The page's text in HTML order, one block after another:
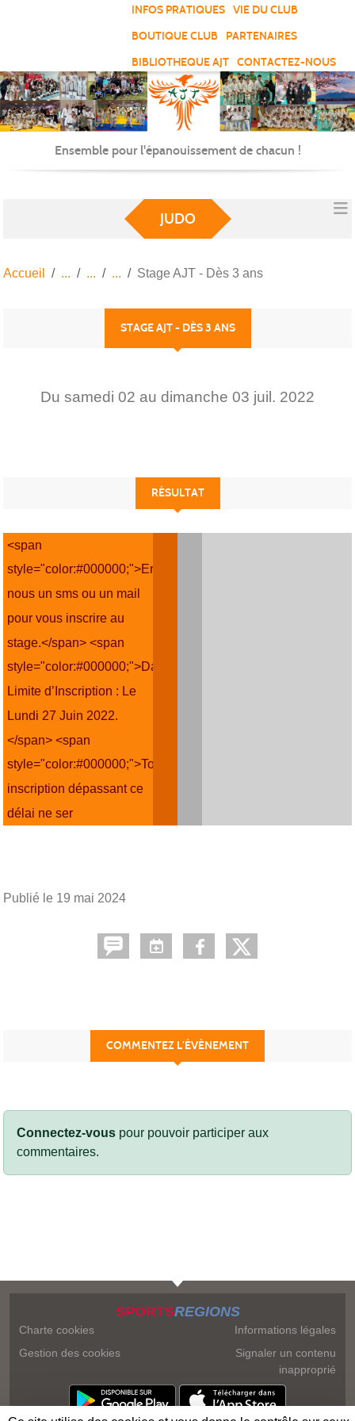
INFOS PRATIQUES
VIE DU CLUB
BOUTIQUE CLUB
PARTENAIRES
BIBLIOTHEQUE AJT
CONTACTEZ-NOUS
Ensemble pour l'épanouissement de chacun !
JUDO
Accueil Stage AJT - Dès 3 ans
STAGE AJT - DÈS 3 ANS
Du samedi 02 au dimanche 03 juil. 2022
RÉSULTAT
<span
style="color:#000000;">Envoyez
nous un sms ou un mail
pour vous inscrire au
stage.</span> <span
style="color:#000000;">Date
Limite d’Inscription : Le
Lundi 27 Juin 2022.
</span> <span
style="color:#000000;">Toute
inscription dépassant ce
délai ne ser
Publié le 19 mai 2024
COMMENTEZ L’ÉVÈNEMENT
Connectez-vous pour pouvoir participer aux
commentaires.
SPORTSREGIONS
Charte cookies
Gestion des cookies
Informations légales
Signaler un contenu
inapproprié
Panneau de gestion des cookies